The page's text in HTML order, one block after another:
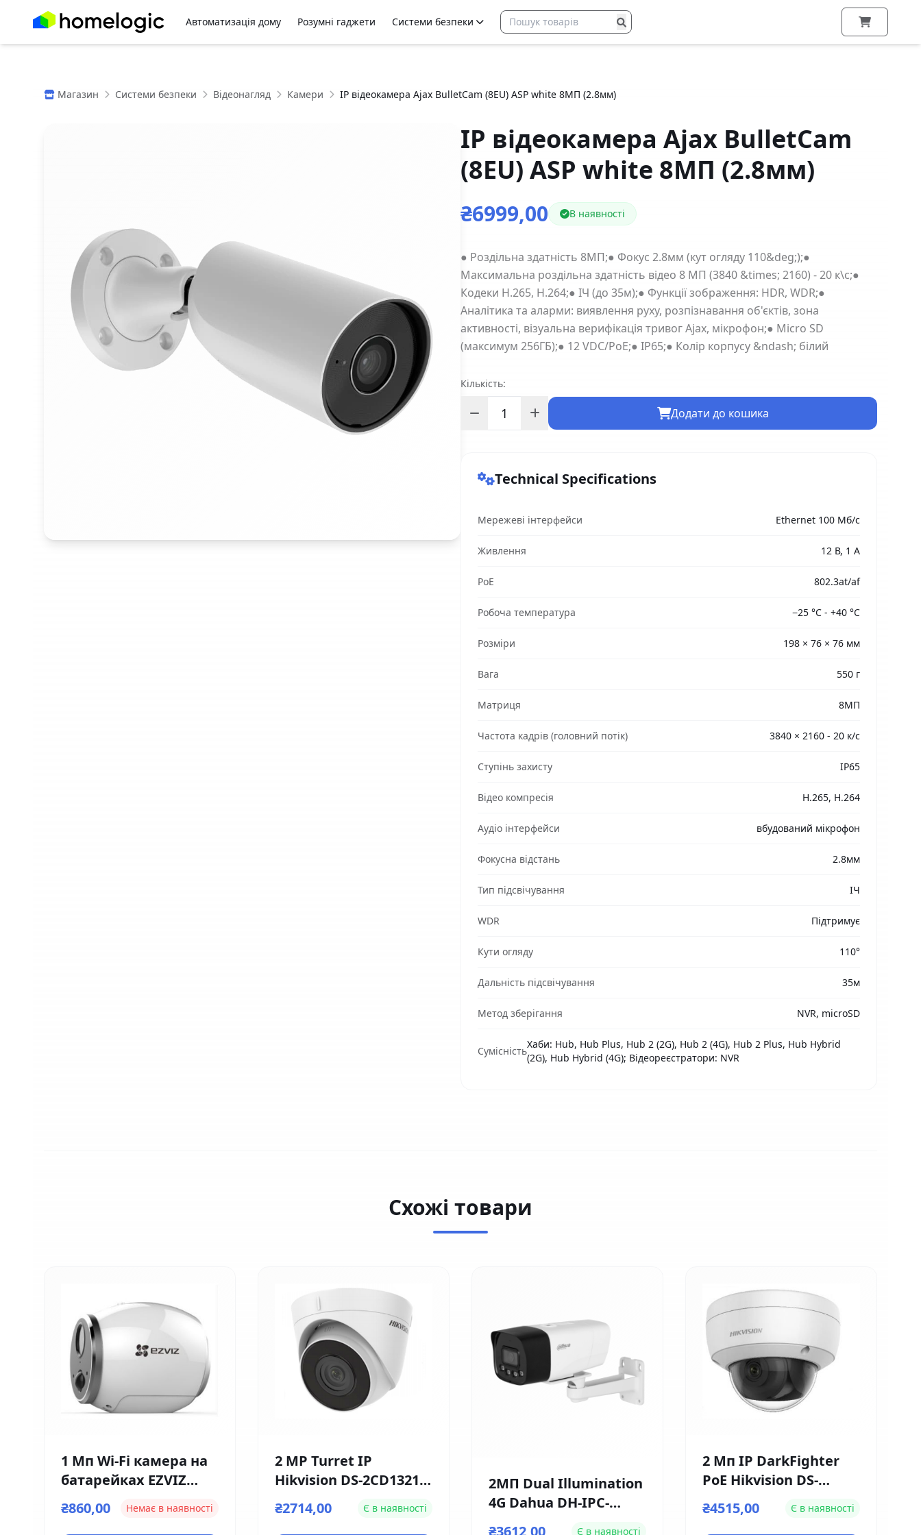
Автоматизація дому Розумні гаджети Системи безпеки
Магазин Системи безпеки Відеонагляд Камери IP відеокамера Ajax BulletCam (8EU) ASP white 8МП (2.8мм)
IP відеокамера Ajax BulletCam
(8EU) ASP white 8МП (2.8мм)
₴6999,00 В наявності
● Роздільна здатність 8МП;● Фокус 2.8мм (кут огляду 110&deg;);●
Максимальна роздільна здатність відео 8 МП (3840 &times; 2160) - 20 к\с;●
Кодеки H.265, H.264;● ІЧ (до 35м);● Функції зображення: HDR, WDR;●
Аналітика та аларми: виявлення руху, розпізнавання об'єктів, зона
активності, візуальна верифікація тривог Ajax, мікрофон;● Micro SD
(максимум 256ГБ);● 12 VDC/PoE;● IP65;● Колір корпусу &ndash; білий
Кількість:
Додати до кошика
Technical Specifications
Мережеві інтерфейси Ethernet 100 Мб/с
Живлення 12 В, 1 А
PoE 802.3at/af
Робоча температура −25 °C - +40 °C
Розміри 198 × 76 × 76 мм
Вага 550 г
Матриця 8МП
Частота кадрів (головний потік) 3840 × 2160 - 20 к/с
Ступінь захисту IP65
Відео компресія H.265, H.264
Аудіо інтерфейси вбудований мікрофон
Фокусна відстань 2.8мм
Тип підсвічування ІЧ
WDR Підтримує
Кути огляду 110°
Дальність підсвічування 35м
Метод зберігання NVR, microSD
Сумісність
Хаби: Hub, Hub Plus, Hub 2 (2G), Hub 2 (4G), Hub 2 Plus, Hub Hybrid
(2G), Hub Hybrid (4G); Відеореєстратори: NVR
Схожі товари
1 Мп Wi-Fi камера на
батарейках EZVIZ
Ezviz CS-CV316 (2мм)
₴860,00 Немає в наявності
2 MP Turret IP
Hikvision DS-2CD1321-
I(F) (4мм)
₴2714,00 Є в наявності
2МП Dual Illumination
4G Dahua DH-IPC-
₴3612,00 Є в наявності
2 Мп IP DarkFighter
PoE Hikvision DS-
2CD2126G1-IS (2.8мм)
₴4515,00 Є в наявності